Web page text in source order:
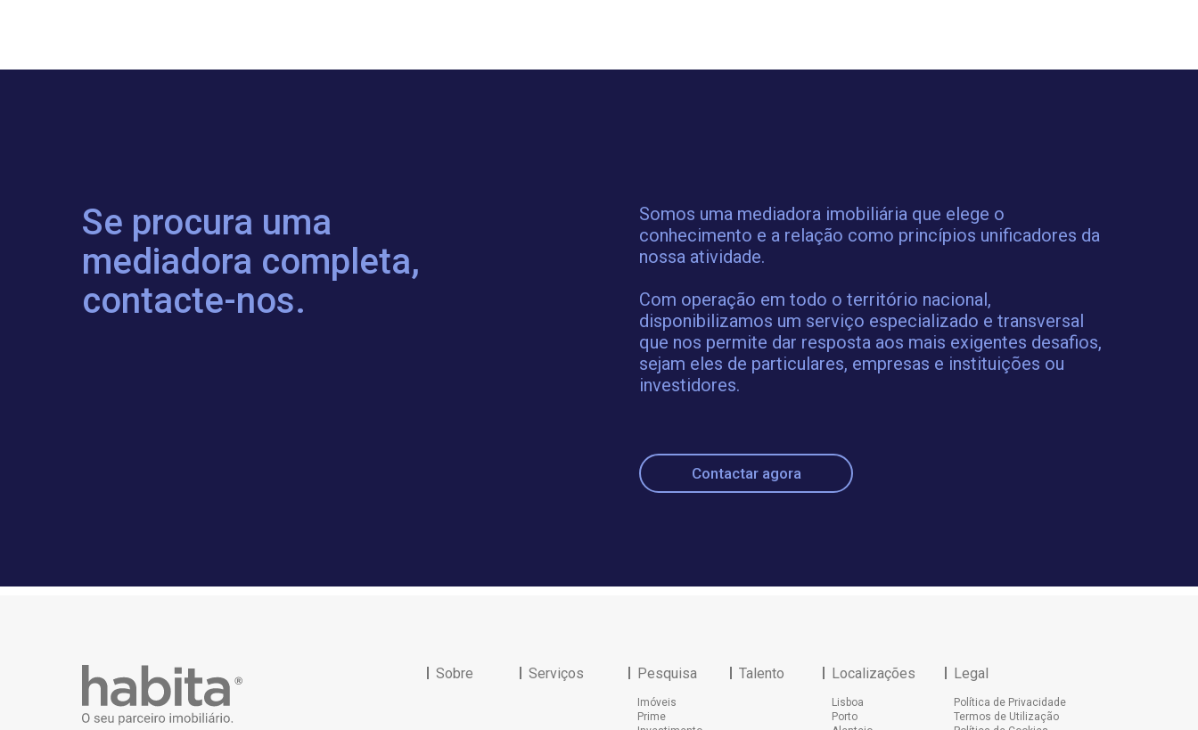
Se procura uma
mediadora completa,
contacte-nos.
Somos uma mediadora imobiliária que elege o
conhecimento e a relação como princípios unificadores da
nossa atividade.
Com operação em todo o território nacional,
disponibilizamos um serviço especializado e transversal
que nos permite dar resposta aos mais exigentes desafios,
sejam eles de particulares, empresas e instituições ou
investidores.
Contactar agora
Sobre Serviços Pesquisa
Imóveis
Prime
Talento Localizações
Lisboa
Porto
Legal
Política de Privacidade
Termos de Utilização